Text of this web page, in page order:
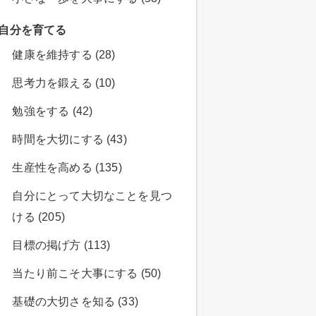
自分を育てる
健康を維持する (28)
思考力を鍛える (10)
勉強をする (42)
時間を大切にする (43)
生産性を高める (135)
自分にとって大切なことを見つ
ける (205)
目標の掲げ方 (113)
当たり前こそ大事にする (50)
基礎の大切さを知る (33)